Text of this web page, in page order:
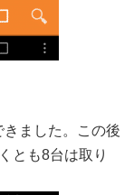
ました。この後
とも8台は取り